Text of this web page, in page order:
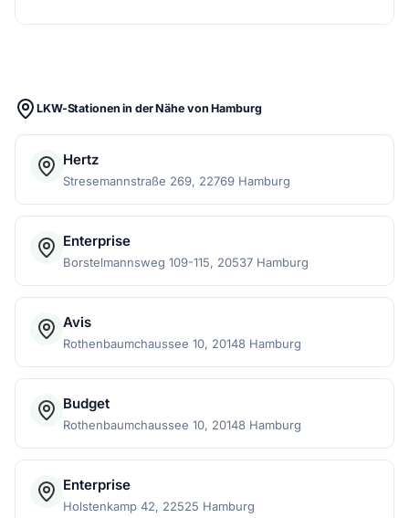
LKW-Stationen in der Nähe von Hamburg
Hertz
Stresemannstraße 269, 22769 Hamburg
Enterprise
Borstelmannsweg 109-115, 20537 Hamburg
Avis
Rothenbaumchaussee 10, 20148 Hamburg
Budget
Rothenbaumchaussee 10, 20148 Hamburg
Enterprise
Holstenkamp 42, 22525 Hamburg